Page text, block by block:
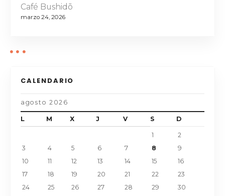
a
Café Bushidō
marzo 24, 2026
CALENDARIO
agosto 2026
L M X J V S D
1
2
3
4 5 6 7 8
9
10
11 12 13 14 15
16
17
18 19 20 21 22
23
24
25 26 27 28 29
30